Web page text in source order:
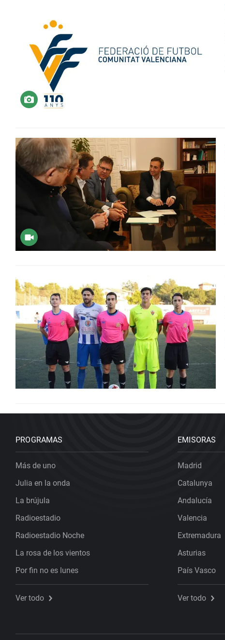
PROGRAMAS
Más de uno
Julia en la onda
La brújula
Radioestadio
Radioestadio Noche
La rosa de los vientos
Por fin no es lunes
Ver todo
EMISORAS
Madrid
Catalunya
Andalucía
Valencia
Extremadura
Asturias
País Vasco
Ver todo